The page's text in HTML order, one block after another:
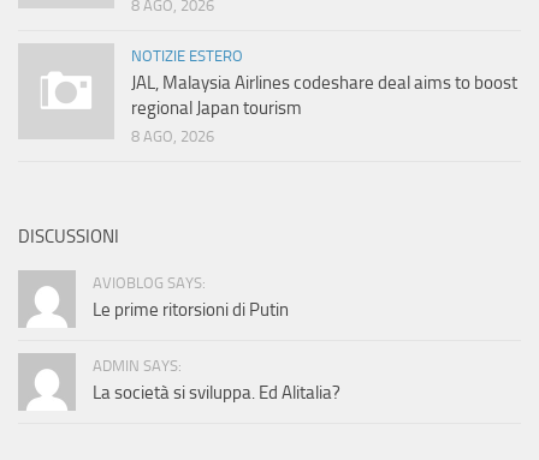
8 AGO, 2026
NOTIZIE ESTERO
JAL, Malaysia Airlines codeshare deal aims to boost
regional Japan tourism
8 AGO, 2026
DISCUSSIONI
AVIOBLOG SAYS:
Le prime ritorsioni di Putin
ADMIN SAYS:
La società si sviluppa. Ed Alitalia?